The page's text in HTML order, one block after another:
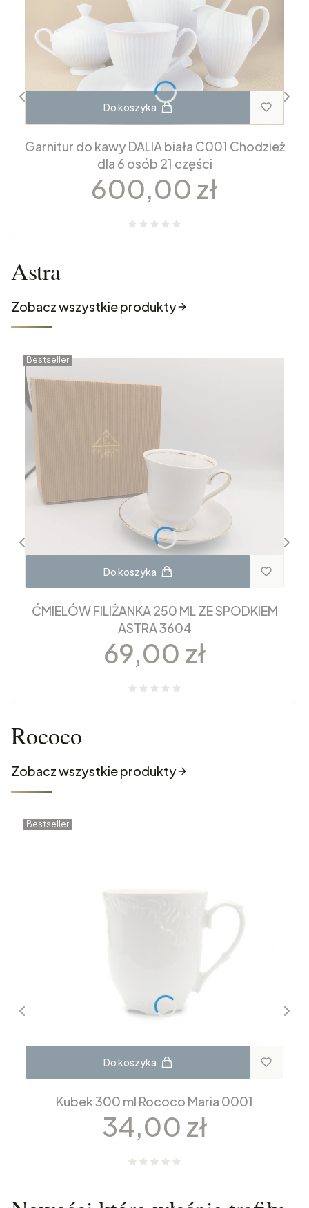
Do koszyka
Garnitur do kawy DALIA biała C001 Chodzież
dla 6 osób 21 części
Cena
600,00 zł
Astra
Zobacz wszystkie produkty
Bestseller
Do koszyka
ĆMIELÓW FILIŻANKA 250 ML ZE SPODKIEM
ASTRA 3604
Cena
69,00 zł
Rococo
Zobacz wszystkie produkty
Bestseller
Do koszyka
Kubek 300 ml Rococo Maria 0001
Cena
34,00 zł